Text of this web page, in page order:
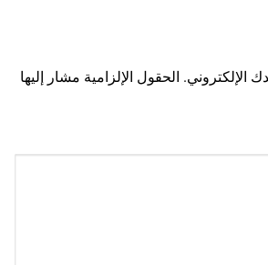
الإلكتروني. الحقول الإلزامية مشار إليها